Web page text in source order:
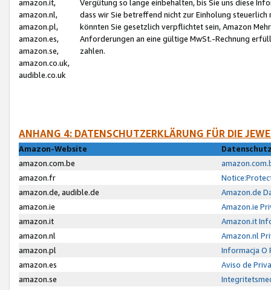
amazon.it,
amazon.nl,
amazon.pl,
amazon.es,
amazon.se,
amazon.co.uk,
audible.co.uk
Vergütung so lange einbehalten, bis Sie uns diese
dass wir Sie betreffend nicht zur Einholung
könnten Sie gesetzlich verpflichtet sein, Amazon
Anforderungen an eine gültige MwSt.-Rechnung
zahlen.
ANHANG 4: DATENSCHUTZERKLÄRUNG FÜR DIE
Amazon-Website
amazon.com.be
amazon.fr
amazon.de, audible.de
Amazon.de
amazon.ie
Amazon.ie
amazon.it
Amazon.it
amazon.nl
Amazon.nl
amazon.pl
Informacja O
amazon.es
Aviso de
amazon.se